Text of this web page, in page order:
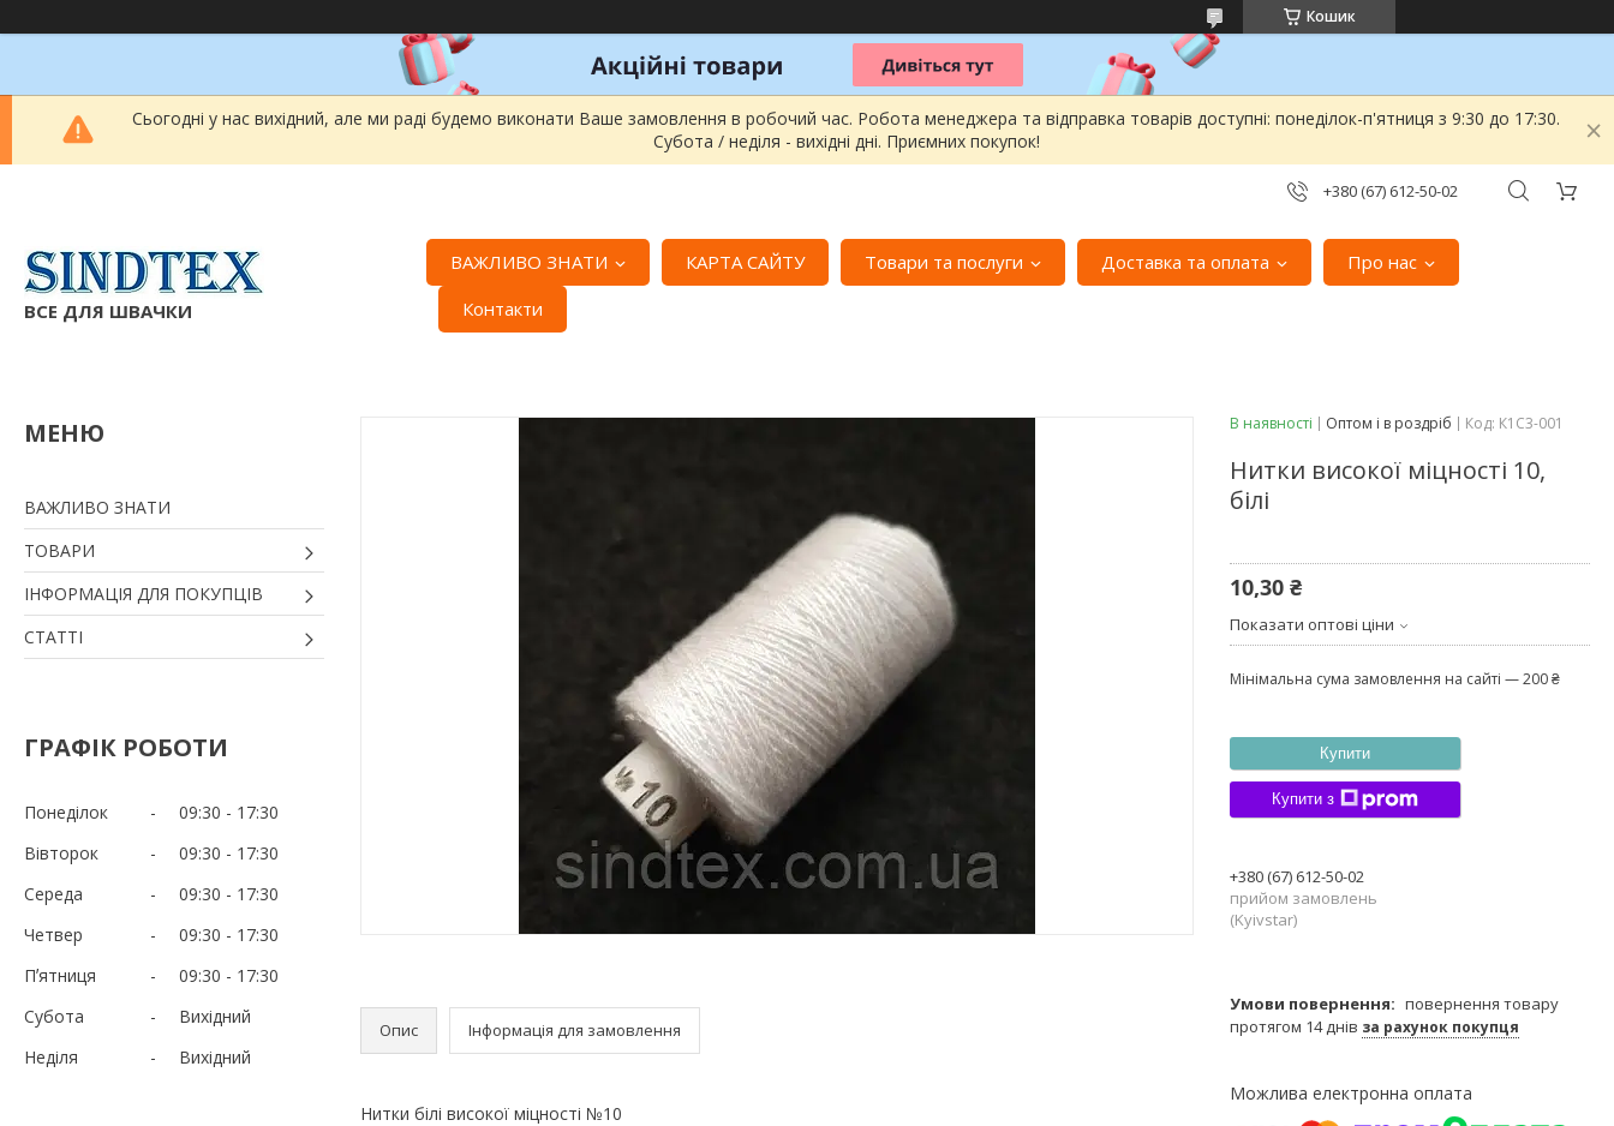
Кошик
Сьогодні у нас вихідний, але ми раді будемо виконати Ваше замовлення в робочий час. Робота менеджера та відправка товарів доступні: понеділок-п'ятниця з 9:30 до 17:30.
Субота / неділя - вихідні дні. Приємних покупок!
+380 (67) 612-50-02
ВСЕ ДЛЯ ШВАЧКИ
ВАЖЛИВО ЗНАТИ КАРТА САЙТУ Товари та послуги Доставка та оплата
Про нас
Контакти
ВАЖЛИВО ЗНАТИ
ТОВАРИ
ІНФОРМАЦІЯ ДЛЯ ПОКУПЦІВ
СТАТТІ
ГРАФІК РОБОТИ
Понеділок 09:30
17:30
Вівторок
09:30
17:30
Середа
09:30
17:30
Четвер
09:30
17:30
Пʼятниця
09:30
17:30
Субота
Вихідний
Неділя
Вихідний
Опис Інформація для замовлення
Нитки білі високої міцності №10
В наявності Оптом і в роздріб Код: К1С3-001
Нитки високої міцності 10,
білі
10,30 ₴
Показати оптові ціни
Мінімальна сума замовлення на сайті — 200 ₴
Купити
Купити з
+380 (67) 612-50-02
прийом замовлень
(Kyivstar)
повернення товару
протягом 14 днів за рахунок покупця